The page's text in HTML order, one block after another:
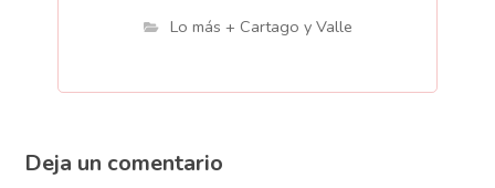
Lo más + Cartago y Valle
Deja un comentario